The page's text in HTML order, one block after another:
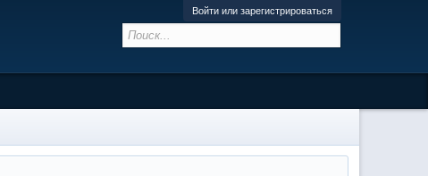
Войти или зарегистрироваться